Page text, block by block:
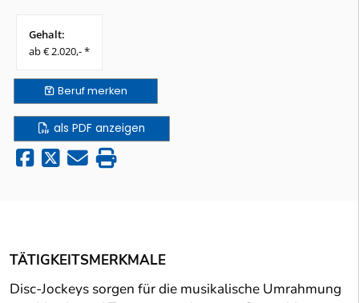
Gehalt:
ab € 2.020,- *
Berufmerken
als PDF anzeigen
TÄTIGKEITSMERKMALE
Disc-Jockeys sorgen für die musikalische Umrahmung